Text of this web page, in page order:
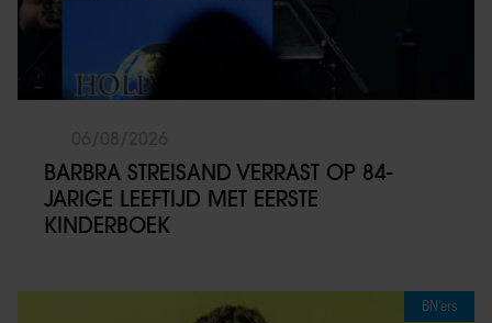
BARBRA STREISAND VERRAST OP 84-
JARIGE LEEFTIJD MET EERSTE
KINDERBOEK
BN’ers